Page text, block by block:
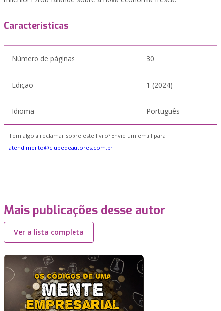
Características
Número de páginas 30
Edição 1 (2024)
Idioma Português
Tem algo a reclamar sobre este livro? Envie um email para
atendimento@clubedeautores.com.br
Mais publicações desse autor
Ver a lista completa